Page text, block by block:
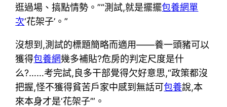
逛過場、搞點情勢。”“測試,就是擺擺包養網單
次‘花架子’。”
沒想到,測試的標題簡略而適用——養一頭豬可以
獲得包養網幾多補貼?危房的判定尺度是什
么?……考完試,良多干部覺得欠好意思,“政策都沒
把握,怪不獲得貧苦戶家中感到無話可包養說,本
來本身才是‘花架子’”。